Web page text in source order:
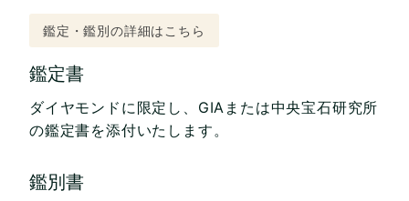
鑑定・鑑別の詳細はこちら
鑑定書
ダイヤモンドに限定し、GIAまたは中央宝石研究所
の鑑定書を添付いたします。
鑑別書